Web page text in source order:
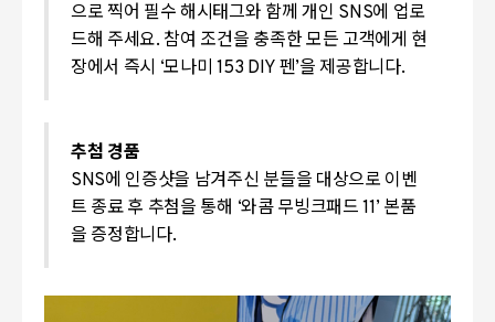
으로 찍어 필수 해시태그와 함께 개인 SNS에 업로
드해 주세요. 참여 조건을 충족한 모든 고객에게 현
장에서 즉시 ‘모나미 153 DIY 펜’을 제공합니다.
추첨 경품
SNS에 인증샷을 남겨주신 분들을 대상으로 이벤
트 종료 후 추첨을 통해 ‘와콤 무빙크패드 11’ 본품
을 증정합니다.